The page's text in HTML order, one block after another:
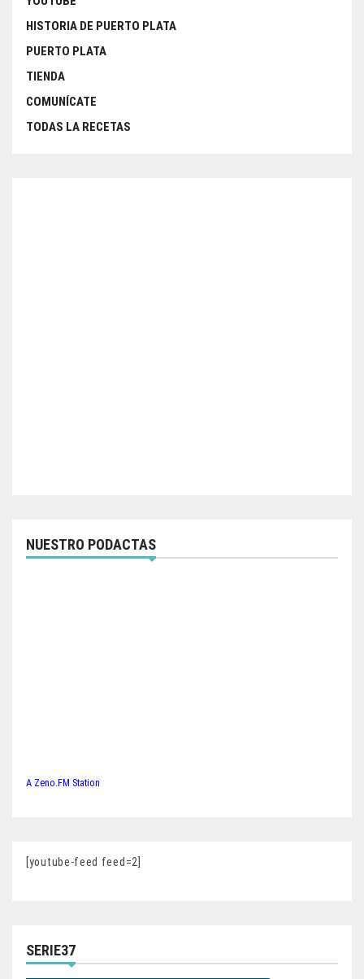
HISTORIA DE PUERTO PLATA
PUERTO PLATA
TIENDA
COMUNÍCATE
TODAS LA RECETAS
NUESTRO PODACTAS
A Zeno.FM Station
[youtube-feed feed=2]
SERIE37